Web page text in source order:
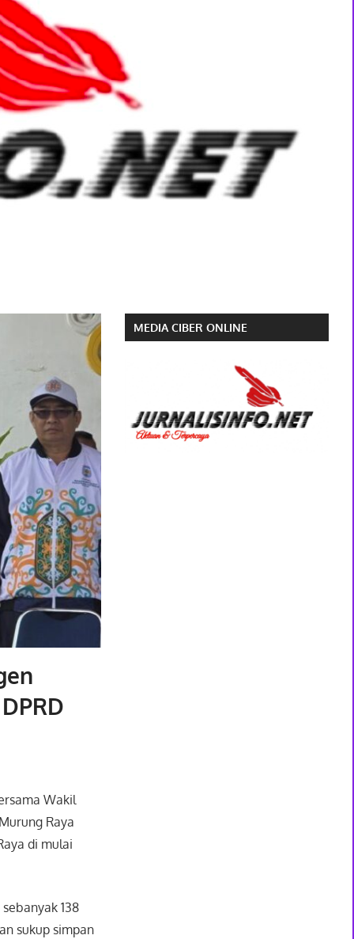
Wakil
Raya
di mulai
138
sukup simpan
MEDIA CIBER ONLINE